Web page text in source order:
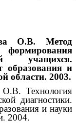
О.В. Метод
учащихся.
образования и
области. 2003.
Технология
диагностики.
и науки
2004.